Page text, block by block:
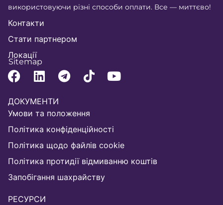
використовуючи різні способи оплати. Все — миттєво!
Контакти
Стати партнером
Локації
Sitemap
ДОКУМЕНТИ
Умови та положення
Політика конфіденційності
Політика щодо файлів cookie
Політика протидії відмиванню коштів
Запобігання шахрайству
РЕСУРСИ